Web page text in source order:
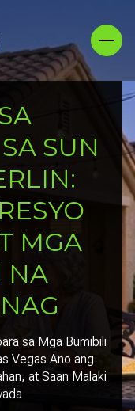
SUN
MGA
NA
sa Mga Bumibili
Vegas Ano ang
at Saan Malaki